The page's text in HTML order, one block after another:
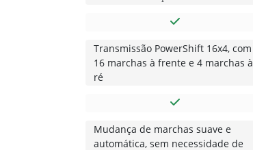
Transmissão PowerShift 16x4, com
16 marchas à frente e 4 marchas à
ré
Mudança de marchas suave e
automática, sem necessidade de